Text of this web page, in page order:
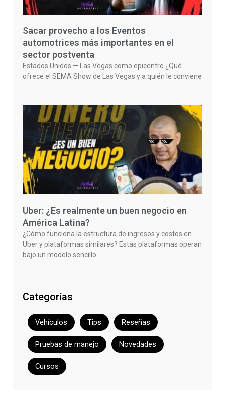
Sacar provecho a los Eventos
automotrices más importantes en el
sector postventa
Estados Unidos — Las Vegas como epicentro ¿Qué
ofrece el SEMA Show de Las Vegas y a quién le conviene
Uber: ¿Es realmente un buen negocio en
América Latina?
¿Cómo funciona la estructura de ingresos y costos en
Uber y plataformas similares? Estas plataformas operan
bajo un modelo sencillo:
Categorías
Vehículos Tips Reseñas
Pruebas de manejo Novedades
Cursos